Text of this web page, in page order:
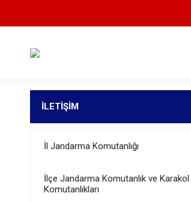
İLETİŞİM
İl Jandarma Komutanlığı
İlçe Jandarma Komutanlık ve Karakol
Komutanlıkları